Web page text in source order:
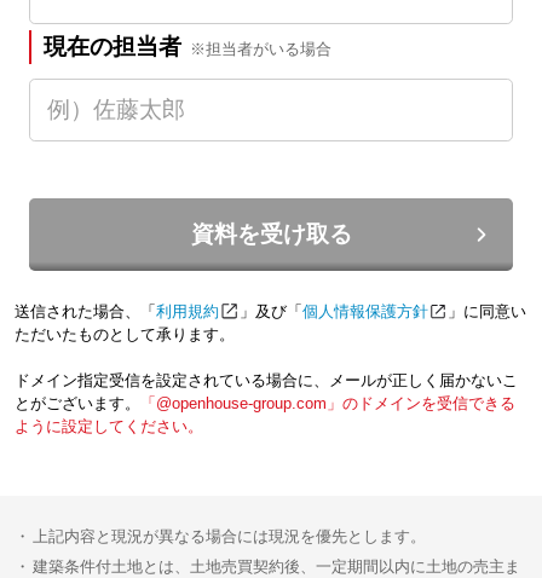
現在の担当者 ※担当者がいる場合
資料を受け取る
送信された場合、「 利用規約 」及び「 個人情報保護方針
」に同意い
ただいたものとして承ります。
ドメイン指定受信を設定されている場合に、メールが正しく届かないこ
とがございます。
「@openhouse-group.com」のドメインを受信できる
ように設定してください。
上記内容と現況が異なる場合には現況を優先とします。
建築条件付土地とは、土地売買契約後、一定期間以内に土地の売主ま